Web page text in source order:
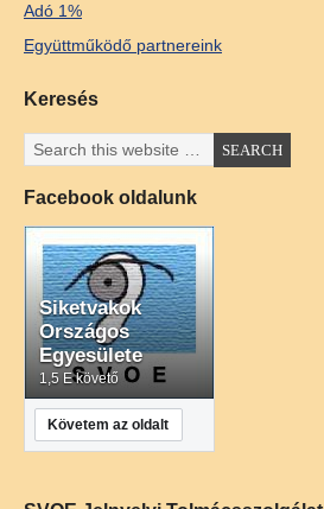
Adó 1%
Együttműködő partnereink
Keresés
Facebook oldalunk
Siketvakok
Országos
Egyesülete
1,5 E követő
Követem az oldalt